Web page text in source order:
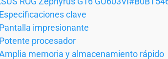
Especificaciones clave
Pantalla impresionante
Potente procesador
memoria y almacenamiento rápido